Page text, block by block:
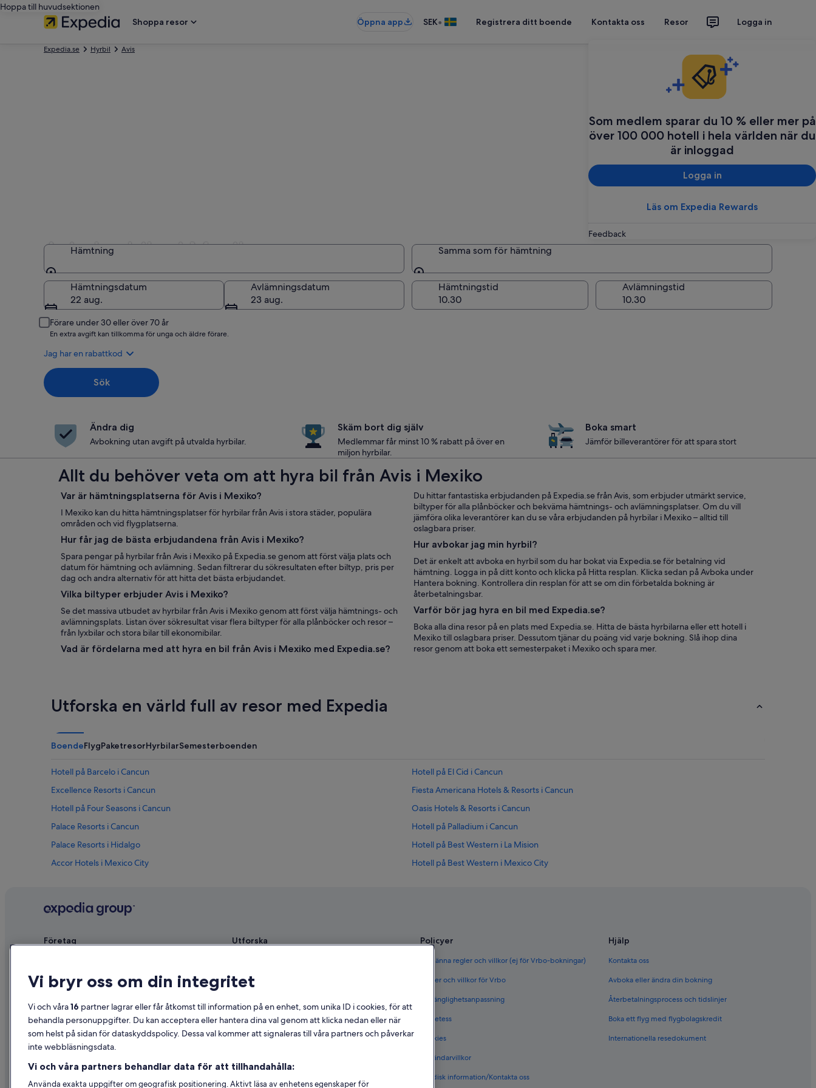
Hoppa till huvudsektionen
Shoppa resor
Öppna app SEK• Registrera ditt boende Kontakta oss Resor Logga in
Som medlem sparar du 10 % eller mer på
över 100 000 hotell i hela världen när du
är inloggad
Logga in
Läs om Expedia Rewards
Feedback
Expedia.se Hyrbil Avis
Avis-hyrbilar i Mexiko
Hämtning
Hämtning
Samma som för hämtning
Samma som för hämtning
Hämtningsdatum
22 aug.
Avlämningsdatum
23 aug.
Hämtningstid Avlämningstid
Förare under 30 eller över 70 år
En extra avgift kan tillkomma för unga och äldre förare.
Jag har en rabattkod
Sök
Ändra dig
Avbokning utan avgift på utvalda hyrbilar.
Skäm bort dig själv
Medlemmar får minst 10 % rabatt på över en
miljon hyrbilar.
Boka smart
Jämför billeverantörer för att spara stort
Allt du behöver veta om att hyra bil från Avis i Mexiko
Var är hämtningsplatserna för Avis i Mexiko?
I Mexiko kan du hitta hämtningsplatser för hyrbilar från Avis i stora städer, populära
områden och vid flygplatserna.
Hur får jag de bästa erbjudandena från Avis i Mexiko?
Spara pengar på hyrbilar från Avis i Mexiko på Expedia.se genom att först välja plats och
datum för hämtning och avlämning. Sedan filtrerar du sökresultaten efter biltyp, pris per
dag och andra alternativ för att hitta det bästa erbjudandet.
Vilka biltyper erbjuder Avis i Mexiko?
Se det massiva utbudet av hyrbilar från Avis i Mexiko genom att först välja hämtnings- och
avlämningsplats. Listan över sökresultat visar flera biltyper för alla plånböcker och resor –
från lyxbilar och stora bilar till ekonomibilar.
Vad är fördelarna med att hyra en bil från Avis i Mexiko med Expedia.se?
Du hittar fantastiska erbjudanden på Expedia.se från Avis, som erbjuder utmärkt service,
biltyper för alla plånböcker och bekväma hämtnings- och avlämningsplatser. Om du vill
jämföra olika leverantörer kan du se våra erbjudanden på hyrbilar i Mexiko – alltid till
oslagbara priser.
Hur avbokar jag min hyrbil?
Det är enkelt att avboka en hyrbil som du har bokat via Expedia.se för betalning vid
hämtning. Logga in på ditt konto och klicka på Hitta resplan. Klicka sedan på Avboka under
Hantera bokning. Kontrollera din resplan för att se om din förbetalda bokning är
återbetalningsbar.
Varför bör jag hyra en bil med Expedia.se?
Boka alla dina resor på en plats med Expedia.se. Hitta de bästa hyrbilarna eller ett hotell i
Mexiko till oslagbara priser. Dessutom tjänar du poäng vid varje bokning. Slå ihop dina
resor genom att boka ett semesterpaket i Mexiko och spara mer.
Utforska en värld full av resor med Expedia
BoendeFlygPaketresorHyrbilarSemesterboenden
Hotell på Barcelo i Cancun
Hotell på El Cid i Cancun
Excellence Resorts i Cancun
Fiesta Americana Hotels & Resorts i Cancun
Hotell på Four Seasons i Cancun
Oasis Hotels & Resorts i Cancun
Palace Resorts i Cancun
Hotell på Palladium i Cancun
Palace Resorts i Hidalgo
Hotell på Best Western i La Mision
Accor Hotels i Mexico City
Hotell på Best Western i Mexico City
Hotell på Barcelo i Playa del Carmen
Bluebay Resorts i Playa del Carmen
Hotell på Fairmont i Playa del Carmen
Hotell på Omni i Playa del Carmen
Hotell på El Cid i Puerto Morelos
Hotell på Mision i Santiago
Hotell på Mision i Tequisquiapan
Företag
Jobb
Samarbete
Reklam
Utforska
Hotell i Sverige
Semesterpaket i Sverige
Inrikesflyg
Policyer
Allmänna regler och villkor (ej för Vrbo-bokningar)
Regler och villkor för Vrbo
Tillgänglighetsanpassning
Sekretess
Cookies
Användarvillkor
Juridisk information/Kontakta oss
Hjälp
Kontakta oss
Avboka eller ändra din bokning
Återbetalningsprocess och tidslinjer
Boka ett flyg med flygbolagskredit
Internationella resedokument
Vi bryr oss om din integritet
Vi och våra16 partner lagrar eller får åtkomst till information på en enhet, som unika ID i cookies, för att
behandla personuppgifter. Du kan acceptera eller hantera dina val genom att klicka nedan eller när
som helst på sidan för dataskyddspolicy. Dessa val kommer att signaleras till våra partners och påverkar
inte webbläsningsdata.
Vi och våra partners behandlar data för att tillhandahålla:
Använda exakta uppgifter om geografisk positionering. Aktivt läsa av enhetens egenskaper för